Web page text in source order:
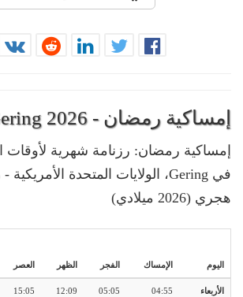
إمساكية رمضان - Gering 2026
إمساكية رمضان: رزنامة شهرية لأوقات
هجري (2026 ميلادي)
اليوم الإمساك الفجر الظهر العصر
الأربعاء
04:55
05:05
12:09
15:05